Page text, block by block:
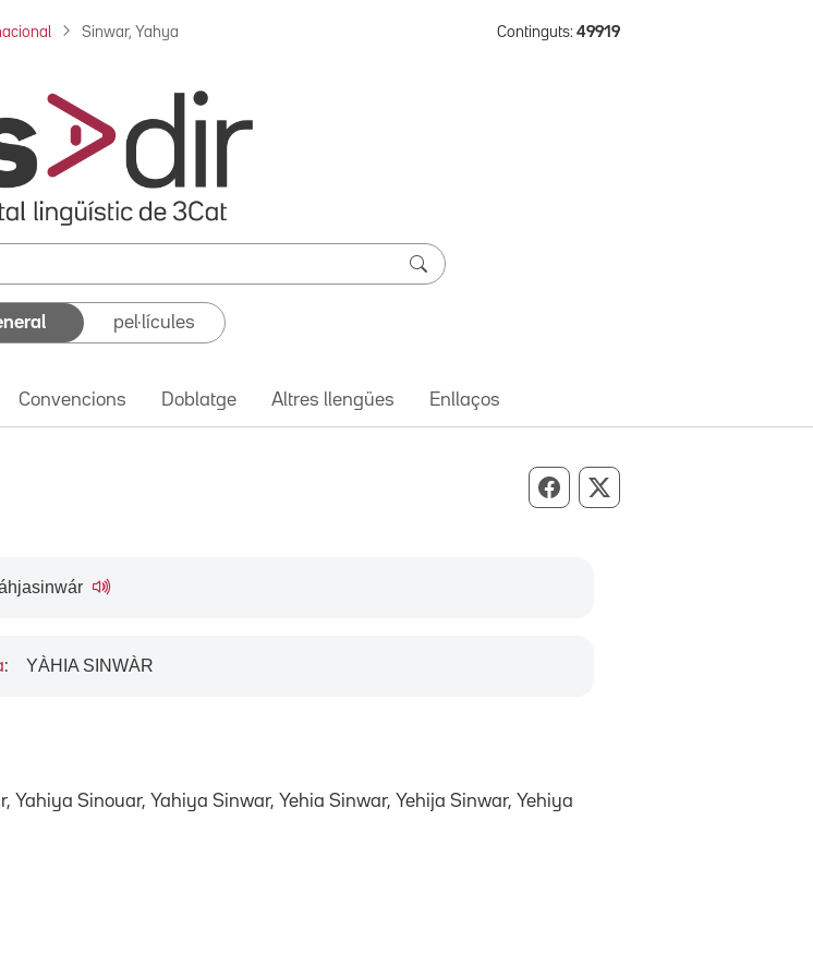
Sinwar, Yahya Continguts: 49919
pel·lícules
Convencions Doblatge Altres llengües Enllaços
Compartir per Facebook
Compartir per X
: YÀHIA SINWÀR
Yahiya Sinouar, Yahiya Sinwar, Yehia Sinwar, Yehija Sinwar, Yehiya